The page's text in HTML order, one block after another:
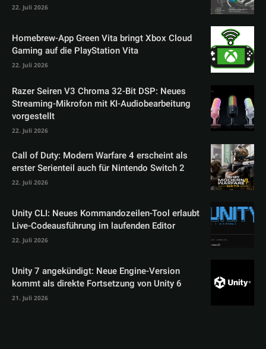
22. Juli 2026
Homebrew-App Green Vita bringt Xbox Cloud
Gaming auf die PlayStation Vita
22. Juli 2026
Razer Seiren V3 Chroma 32-Bit DSP: Neues
Streaming-Mikrofon mit KI-Audiobearbeitung
vorgestellt
22. Juli 2026
Call of Duty: Modern Warfare 4 erscheint als
erster Serienteil auch für Nintendo Switch 2
22. Juli 2026
Unity CLI: Neues Kommandozeilen-Tool erlaubt
Live-Codeausführung im laufenden Editor
22. Juli 2026
Unity 7 angekündigt: Neue Engine-Version
kommt als direkte Fortsetzung von Unity 6
21. Juli 2026